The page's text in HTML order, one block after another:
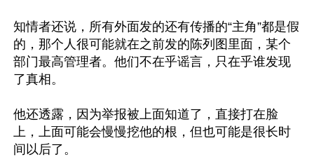
知情者还说，所有外面发的还有传播的“主角”都是假
的，那个人很可能就在之前发的陈列图里面，某个
部门最高管理者。他们不在乎谣言，只在乎谁发现
了真相。
他还透露，因为举报被上面知道了，直接打在脸
上，上面可能会慢慢挖他的根，但也可能是很长时
间以后了。